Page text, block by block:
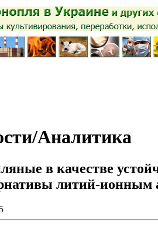
Аналитика
в качестве
литий-ионным